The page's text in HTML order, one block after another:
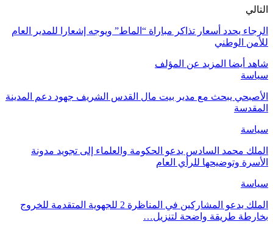
التالي
الرجاء يحدد أسعار تذاكر مباراة “الماط” ويوجه إشعارا للمدير العام
للأمن الوطني
شاهد أيضا المزيد عن المؤلف
سياسة
الأصبحي يبحث مع مدير بيت مال القدس الشريف جهود دعم المدينة
المقدسة
سياسة
الملك محمد السادس يدعو الحكومة والعلماء إلى تجويد مدونة
الأسرة وتوضيحها للرأي العام
سياسة
الملك يدعو المشاركين في المناظرة 2 للجهوية المتقدمة للخروج
بخارطة طريقة واضحة لتنزيل…